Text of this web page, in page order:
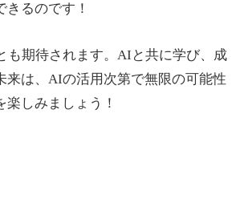
るのです！
も期待されます。AIと共に学び、成
来は、AIの活用次第で無限の可能性
しみましょう！